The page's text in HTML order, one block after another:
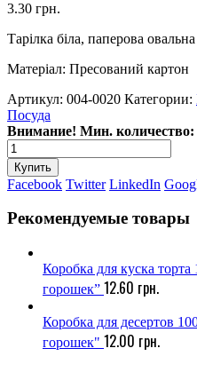
3.30 грн.
Тарілка біла, паперова
Матеріал: Пресований картон
Артикул: 004-0020 Категории:
Посуда
Внимание! Мин. количество:
Купить
Facebook Twitter LinkedIn
Рекомендуемые товары
Коробка для куска
горошек” 12.60 грн.
Коробка для десертов
горошек" 12.00 грн.